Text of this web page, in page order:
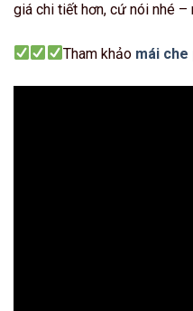
giá chi tiết hơn, cứ nói nhé
Tham khảo mái che